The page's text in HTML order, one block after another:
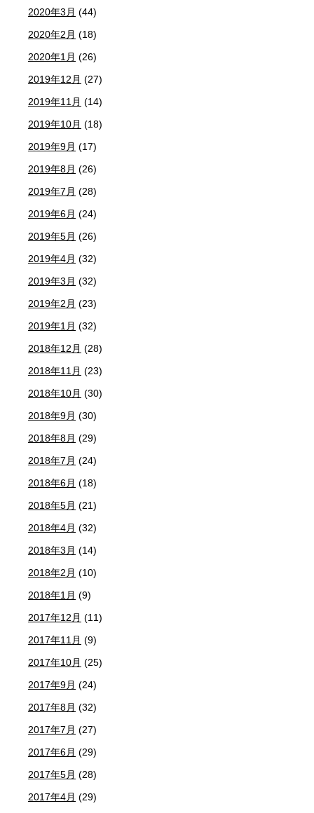
2020年3月 (44)
2020年2月 (18)
2020年1月 (26)
2019年12月 (27)
2019年11月 (14)
2019年10月 (18)
2019年9月 (17)
2019年8月 (26)
2019年7月 (28)
2019年6月 (24)
2019年5月 (26)
2019年4月 (32)
2019年3月 (32)
2019年2月 (23)
2019年1月 (32)
2018年12月 (28)
2018年11月 (23)
2018年10月 (30)
2018年9月 (30)
2018年8月 (29)
2018年7月 (24)
2018年6月 (18)
2018年5月 (21)
2018年4月 (32)
2018年3月 (14)
2018年2月 (10)
2018年1月 (9)
2017年12月 (11)
2017年11月 (9)
2017年10月 (25)
2017年9月 (24)
2017年8月 (32)
2017年7月 (27)
2017年6月 (29)
2017年5月 (28)
2017年4月 (29)